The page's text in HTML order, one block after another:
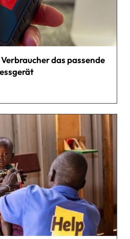
das passende